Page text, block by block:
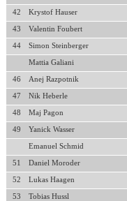
42 Krystof Hauser
43 Valentin Foubert
44 Simon Steinberger
Mattia Galiani
46 Anej Razpotnik
47 Nik Heberle
48 Maj Pagon
49 Yanick Wasser
Emanuel Schmid
51 Daniel Moroder
52 Lukas Haagen
53 Tobias Hussl